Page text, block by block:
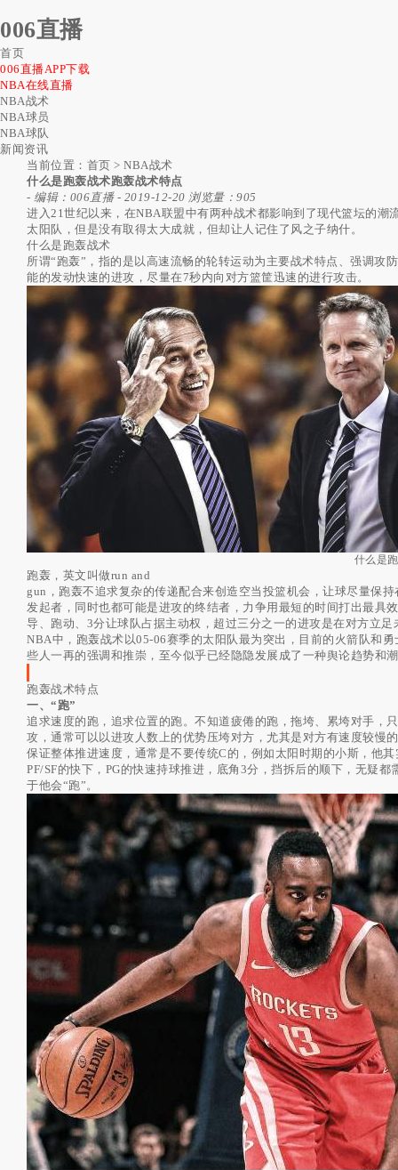
006直播
首页
006直播APP下载
NBA在线直播
NBA战术
NBA球员
NBA球队
新闻资讯
当前位置： 首页 > NBA战术
什么是跑轰战术跑轰战术特点
- 编辑：006直播 - 2019-12-20 浏览量：905
进入21世纪以来，在NBA联盟中有两种战术都影响到了现代篮坛的
太阳队，但是没有取得太大成就，但却让人记住了风之子纳什。
什么是跑轰战术
所谓“跑轰”，指的是以高速流畅的轮转运动为主要战术特点、强调
能的发动快速的进攻，尽量在7秒内向对方篮筐迅速的进行攻击。
什么是
跑轰，英文叫做run and
gun，跑轰不追求复杂的传递配合来创造空当投篮机会，让球尽量保
发起者，同时也都可能是进攻的终结者，力争用最短的时间打出最具
导、跑动、3分让球队占据主动权，超过三分之一的进攻是在对方立足
NBA中，跑轰战术以05-06赛季的太阳队最为突出，目前的火箭队和
些人一再的强调和推崇，至今似乎已经隐隐发展成了一种舆论趋势和
跑轰战术特点
一、“跑”
追求速度的跑，追求位置的跑。不知道疲倦的跑，拖垮、累垮对手，
攻，通常可以以进攻人数上的优势压垮对方，尤其是对方有速度较慢
保证整体推进速度，通常是不要传统C的，例如太阳时期的小斯，他
PF/SF的快下，PG的快速持球推进，底角3分，挡拆后的顺下，无疑
于他会“跑”。